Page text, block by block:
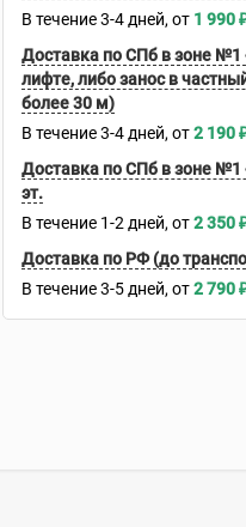
В течение 3-4 дней 1 990
Доставка по СПб в зоне
лифте, либо занос в
более 30 м)
В течение 3-4 дней 2 190
Доставка по СПб в зоне
эт.
В течение 1-2 дней 2 350
Доставка по РФ (до
В течение 3-5 дней 2 790